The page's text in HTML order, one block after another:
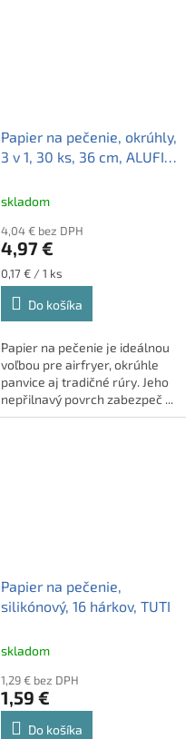
Papier na pečenie, okrúhly,
3 v 1, 30 ks, 36 cm, ALUFIX
skladom
4,04 € bez DPH
4,97 €
Jednotková
cena:
0,17 € / 1 ks
Do košíka
Papier na pečenie je ideálnou
voľbou pre airfryer, okrúhle
panvice aj tradičné rúry. Jeho
nepřilnavý povrch zabezpeč ...
Papier na pečenie,
silikónový, 16 hárkov, TUTI
skladom
1,29 € bez DPH
1,59 €
Do košíka